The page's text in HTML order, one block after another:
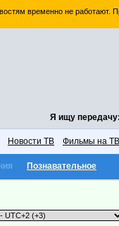
временно не работают.
Я ищу передачу:
Новости ТВ Фильмы на ТВ
Познавательное